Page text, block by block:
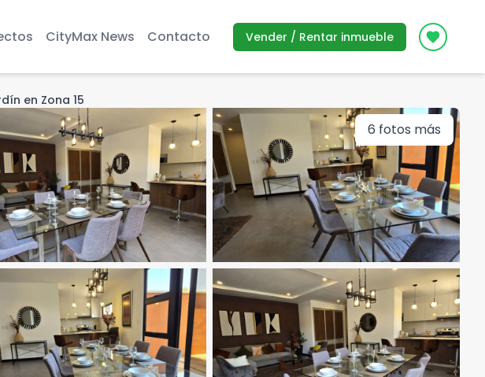
CityMax News Contacto Vender / Rentar inmueble Icon
en Zona 15
6 fotos más